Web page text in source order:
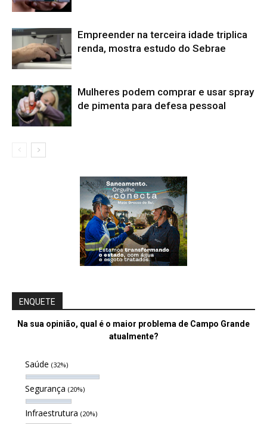
Empreender na terceira idade triplica
renda, mostra estudo do Sebrae
Mulheres podem comprar e usar spray
de pimenta para defesa pessoal
ENQUETE
Na sua opinião, qual é o maior problema de Campo Grande
atualmente?
Saúde (32%)
Segurança (20%)
Infraestrutura (20%)